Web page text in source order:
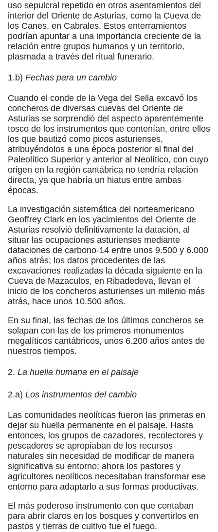
uso sepulcral repetido en otros asentamientos del
interior del Oriente de Asturias, como la Cueva de
los Canes, en Cabrales. Estos enterramientos
podrían apuntar a una importancia creciente de la
relación entre grupos humanos y un territorio,
plasmada a través del ritual funerario.
1.b) Fechas para un cambio
Cuando el conde de la Vega del Sella excavó los
concheros de diversas cuevas del Oriente de
Asturias se sorprendió del aspecto aparentemente
tosco de los instrumentos que contenían, entre ellos
los que bautizó como picos asturienses,
atribuyéndolos a una época posterior al final del
Paleolítico Superior y anterior al Neolítico, con cuyo
origen en la región cantábrica no tendría relación
directa, ya que habría un hiatus entre ambas
épocas.
La investigación sistemática del norteamericano
Geoffrey Clark en los yacimientos del Oriente de
Asturias resolvió definitivamente la datación, al
situar las ocupaciones asturienses mediante
dataciones de carbono-14 entre unos 9.500 y 6.000
años atrás; los datos procedentes de las
excavaciones realizadas la década siguiente en la
Cueva de Mazaculos, en Ribadedeva, llevan el
inicio de los concheros asturienses un milenio más
atrás, hace unos 10.500 años.
En su final, las fechas de los últimos concheros se
solapan con las de los primeros monumentos
megalíticos cantábricos, unos 6.200 años antes de
nuestros tiempos.
2. La huella humana en el paisaje
2.a) Los instrumentos del cambio
Las comunidades neolíticas fueron las primeras en
dejar su huella permanente en el paisaje. Hasta
entonces, los grupos de cazadores, recolectores y
pescadores se apropiaban de los recursos
naturales sin necesidad de modificar de manera
significativa su entorno; ahora los pastores y
agricultores neolíticos necesitaban transformar ese
entorno para adaptarlo a sus formas productivas.
El más poderoso instrumento con que contaban
para abrir claros en los bosques y convertirlos en
pastos y tierras de cultivo fue el fuego.